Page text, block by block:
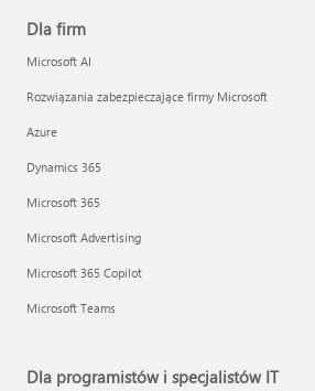
Dla firm
Microsoft AI
Rozwiązania zabezpieczające firmy Microsoft
Azure
Dynamics 365
Microsoft 365
Microsoft Advertising
Microsoft 365 Copilot
Microsoft Teams
Dla programistów i specjalistów IT